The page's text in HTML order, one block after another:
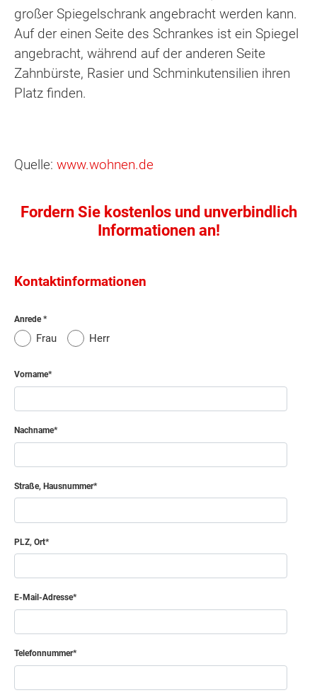
großer Spiegelschrank angebracht werden kann.
Auf der einen Seite des Schrankes ist ein Spiegel
angebracht, während auf der anderen Seite
Zahnbürste, Rasier und Schminkutensilien ihren
Platz finden.
Quelle: www.wohnen.de
Fordern Sie kostenlos und unverbindlich
Informationen an!
Kontaktinformationen
Anrede
Frau Herr
Vorname
Nachname
Straße, Hausnummer
PLZ, Ort
E-Mail-Adresse
Telefonnummer